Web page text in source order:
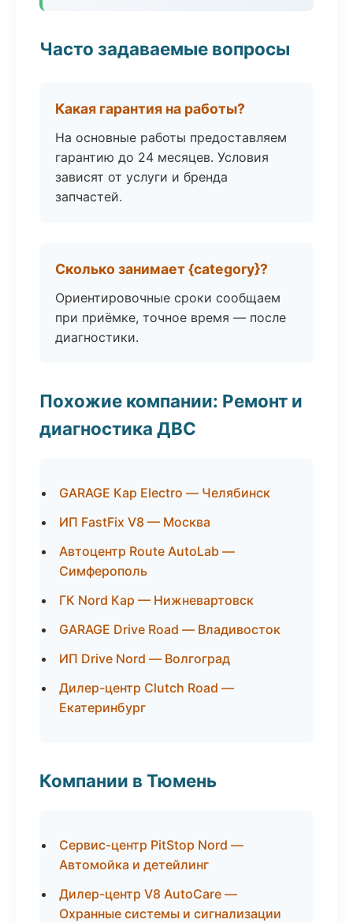
Часто задаваемые вопросы
Какая гарантия на работы?
На основные работы предоставляем
гарантию до 24 месяцев. Условия
зависят от услуги и бренда
запчастей.
Сколько занимает {category}?
Ориентировочные сроки сообщаем
при приёмке, точное время — после
диагностики.
Похожие компании: Ремонт и
диагностика ДВС
GARAGE Кар Electro — Челябинск
ИП FastFix V8 — Москва
Автоцентр Route AutoLab —
Симферополь
ГК Nord Кар — Нижневартовск
GARAGE Drive Road — Владивосток
ИП Drive Nord — Волгоград
Дилер-центр Clutch Road —
Екатеринбург
Компании в Тюмень
Сервис-центр PitStop Nord —
Автомойка и детейлинг
Дилер-центр V8 AutoCare —
Охранные системы и сигнализации